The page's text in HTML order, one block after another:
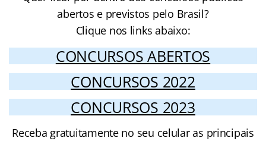
abertos e previstos pelo Brasil?
Clique nos links abaixo:
CONCURSOS ABERTOS
CONCURSOS 2022
CONCURSOS 2023
Receba gratuitamente no seu celular as principais